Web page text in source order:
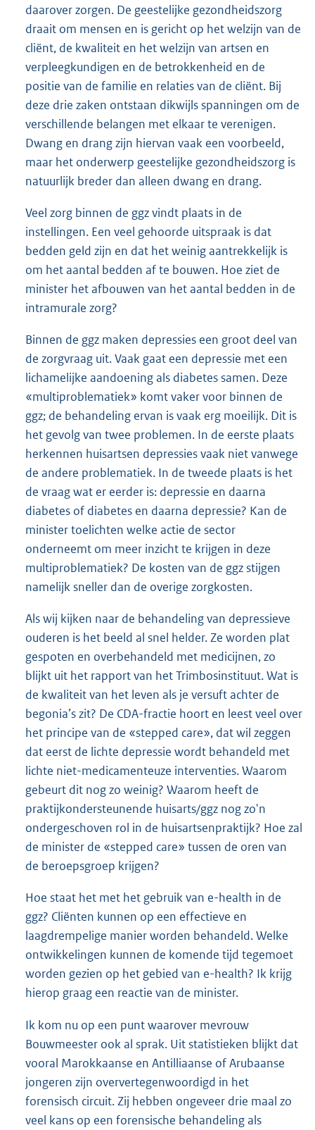
daarover zorgen. De geestelijke gezondheidszorg
draait om mensen en is gericht op het welzijn van de
cliënt, de kwaliteit en het welzijn van artsen en
verpleegkundigen en de betrokkenheid en de
positie van de familie en relaties van de cliënt. Bij
deze drie zaken ontstaan dikwijls spanningen om de
verschillende belangen met elkaar te verenigen.
Dwang en drang zijn hiervan vaak een voorbeeld,
maar het onderwerp geestelijke gezondheidszorg is
natuurlijk breder dan alleen dwang en drang.
Veel zorg binnen de ggz vindt plaats in de
instellingen. Een veel gehoorde uitspraak is dat
bedden geld zijn en dat het weinig aantrekkelijk is
om het aantal bedden af te bouwen. Hoe ziet de
minister het afbouwen van het aantal bedden in de
intramurale zorg?
Binnen de ggz maken depressies een groot deel van
de zorgvraag uit. Vaak gaat een depressie met een
lichamelijke aandoening als diabetes samen. Deze
«multiproblematiek» komt vaker voor binnen de
ggz; de behandeling ervan is vaak erg moeilijk. Dit is
het gevolg van twee problemen. In de eerste plaats
herkennen huisartsen depressies vaak niet vanwege
de andere problematiek. In de tweede plaats is het
de vraag wat er eerder is: depressie en daarna
diabetes of diabetes en daarna depressie? Kan de
minister toelichten welke actie de sector
onderneemt om meer inzicht te krijgen in deze
multiproblematiek? De kosten van de ggz stijgen
namelijk sneller dan de overige zorgkosten.
Als wij kijken naar de behandeling van depressieve
ouderen is het beeld al snel helder. Ze worden plat
gespoten en overbehandeld met medicijnen, zo
blijkt uit het rapport van het Trimbosinstituut. Wat is
de kwaliteit van het leven als je versuft achter de
begonia’s zit? De CDA-fractie hoort en leest veel over
het principe van de «stepped care», dat wil zeggen
dat eerst de lichte depressie wordt behandeld met
lichte niet-medicamenteuze interventies. Waarom
gebeurt dit nog zo weinig? Waarom heeft de
praktijkondersteunende huisarts/ggz nog zo'n
ondergeschoven rol in de huisartsenpraktijk? Hoe zal
de minister de «stepped care» tussen de oren van
de beroepsgroep krijgen?
Hoe staat het met het gebruik van e-health in de
ggz? Cliënten kunnen op een effectieve en
laagdrempelige manier worden behandeld. Welke
ontwikkelingen kunnen de komende tijd tegemoet
worden gezien op het gebied van e-health? Ik krijg
hierop graag een reactie van de minister.
Ik kom nu op een punt waarover mevrouw
Bouwmeester ook al sprak. Uit statistieken blijkt dat
vooral Marokkaanse en Antilliaanse of Arubaanse
jongeren zijn oververtegenwoordigd in het
forensisch circuit. Zij hebben ongeveer drie maal zo
veel kans op een forensische behandeling als